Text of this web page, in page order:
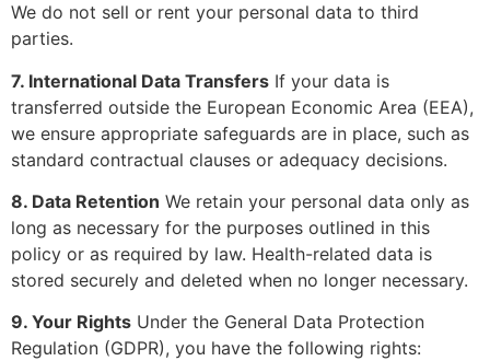
We do not sell or rent your personal data to third
parties.
7. International Data Transfers If your data is
transferred outside the European Economic Area (EEA),
we ensure appropriate safeguards are in place, such as
standard contractual clauses or adequacy decisions.
8. Data Retention We retain your personal data only as
long as necessary for the purposes outlined in this
policy or as required by law. Health-related data is
stored securely and deleted when no longer necessary.
9. Your Rights Under the General Data Protection
Regulation (GDPR), you have the following rights: